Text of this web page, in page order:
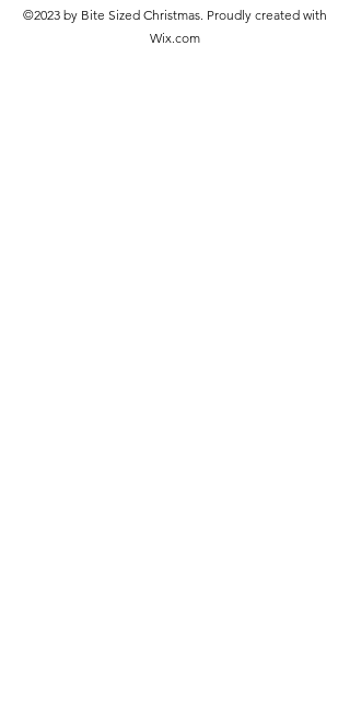
©2023 by Bite Sized Christmas. Proudly created with
Wix.com